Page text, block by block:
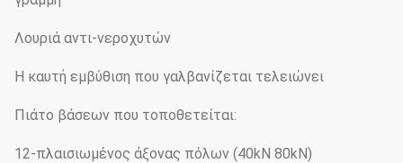
Λουριά αντι-νεροχυτών
Η καυτή εμβύθιση που γαλβανίζεται τελειώνει
Πιάτο βάσεων που τοποθετείται:
12-πλαισιωμένος άξονας πόλων (40kN 80kN)